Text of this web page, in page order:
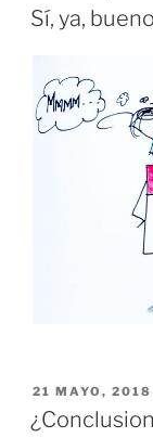
EL
Sí, ya,
PUBLICADO
EL
21 MAYO, 2018